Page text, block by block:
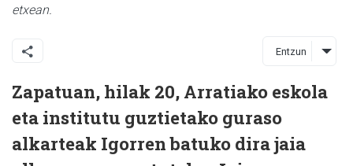
etxean.
Entzun
Zapatuan, hilak 20, Arratiako eskola
eta institutu guztietako guraso
alkarteak Igorren batuko dira jaia